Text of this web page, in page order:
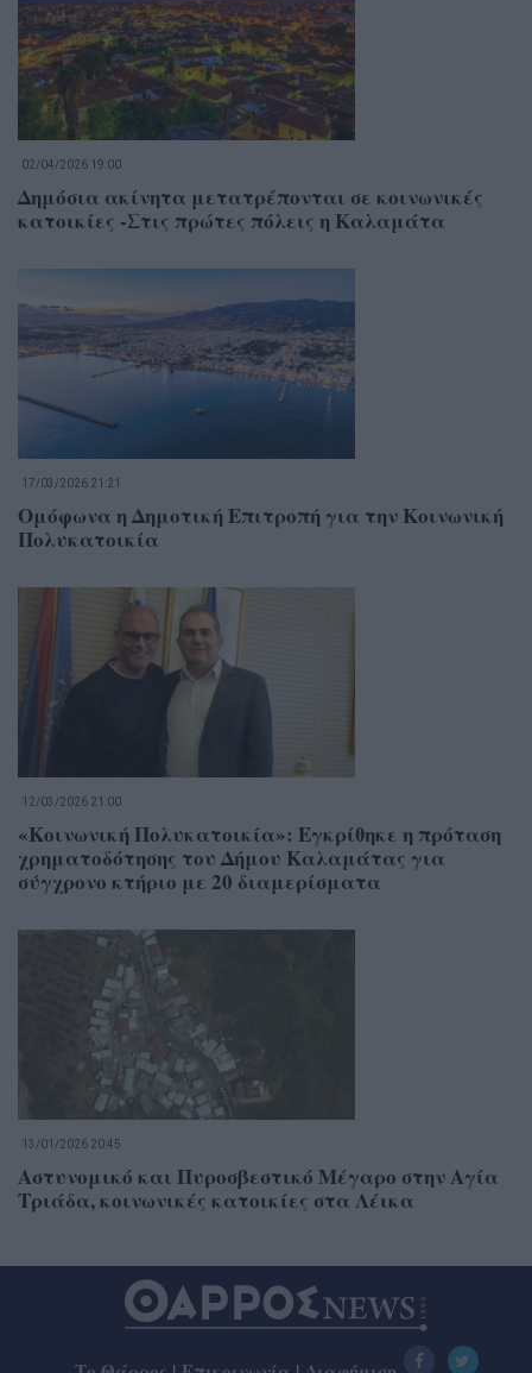
02/04/2026 19:00
Δημόσια ακίνητα μετατρέπονται σε κοινωνικές
κατοικίες -Στις πρώτες πόλεις η Καλαμάτα
17/03/2026 21:21
Ομόφωνα η Δημοτική Επιτροπή για την Κοινωνική
Πολυκατοικία
12/03/2026 21:00
«Κοινωνική Πολυκατοικία»: Εγκρίθηκε η πρόταση
χρηματοδότησης του Δήμου Καλαμάτας για
σύγχρονο κτήριο με 20 διαμερίσματα
13/01/2026 20:45
Αστυνομικό και Πυροσβεστικό Μέγαρο στην Αγία
Τριάδα, κοινωνικές κατοικίες στα Λέικα